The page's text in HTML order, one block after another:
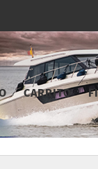
CARRITO